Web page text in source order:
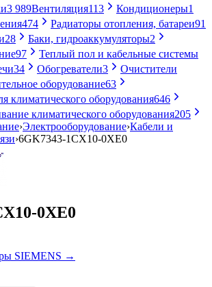
3 989Вентиляция113 Кондиционеры1
474 Радиаторы отопления, батареи91
28 Баки, гидроаккумуляторы2
97
Теплый пол и кабельные системы
34 Обогреватели3
Очистители
оборудование63
климатического оборудования646
климатического оборудования205
›Электрооборудование›Кабели и
›6GK7343-1CX10-0XE0
0XE0
SIEMENS →